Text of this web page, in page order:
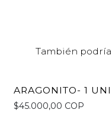
También
ARAGONITO- 1
$45.000,00 COP